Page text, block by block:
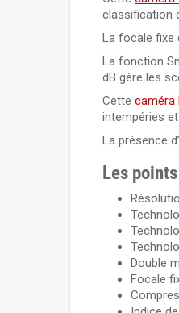
classification
La focale fixe
La fonction
dB gère les
Cette caméra
intempéries
La présence
Les
Double
Focale